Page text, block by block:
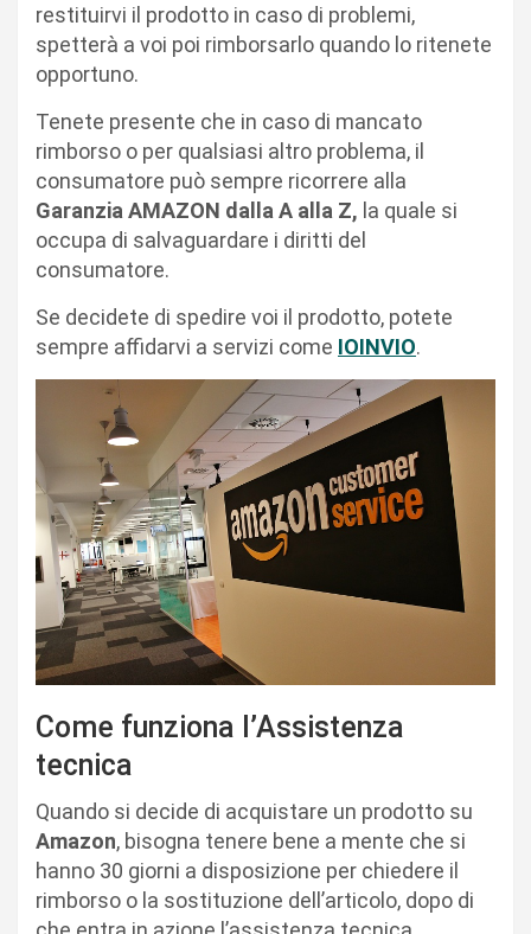
restituirvi il prodotto in caso di problemi,
spetterà a voi poi rimborsarlo quando lo ritenete
opportuno.
Tenete presente che in caso di mancato
rimborso o per qualsiasi altro problema, il
consumatore può sempre ricorrere alla
Garanzia AMAZON dalla A alla Z, la quale si
occupa di salvaguardare i diritti del
consumatore.
Se decidete di spedire voi il prodotto, potete
sempre affidarvi a servizi come IOINVIO.
Come funziona l’Assistenza
tecnica
Quando si decide di acquistare un prodotto su
Amazon, bisogna tenere bene a mente che si
hanno 30 giorni a disposizione per chiedere il
rimborso o la sostituzione dell’articolo, dopo di